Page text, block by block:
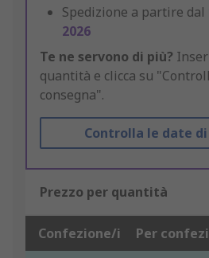
Spedizione a partire dal
2026
Te ne servono di più?
quantità e clicca su
consegna".
Controlla le date
Prezzo per quantità
Confezione/i Per